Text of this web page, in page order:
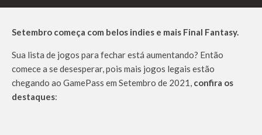
Setembro começa com belos indies e mais Final Fantasy.
Sua lista de jogos para fechar está aumentando? Então
comece a se desesperar, pois mais jogos legais estão
chegando ao GamePass em Setembro de 2021, confira os
destaques: